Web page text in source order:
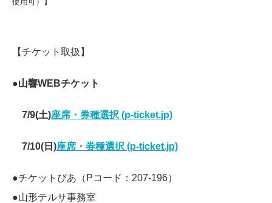
【チケット取扱】
●山響WEBチケット
7/9(土)座席・券種選択 (p-ticket.jp)
7/10(日)座席・券種選択 (p-ticket.jp)
●チケットぴあ （Pコード：207-196）
●山形テルサ事務室